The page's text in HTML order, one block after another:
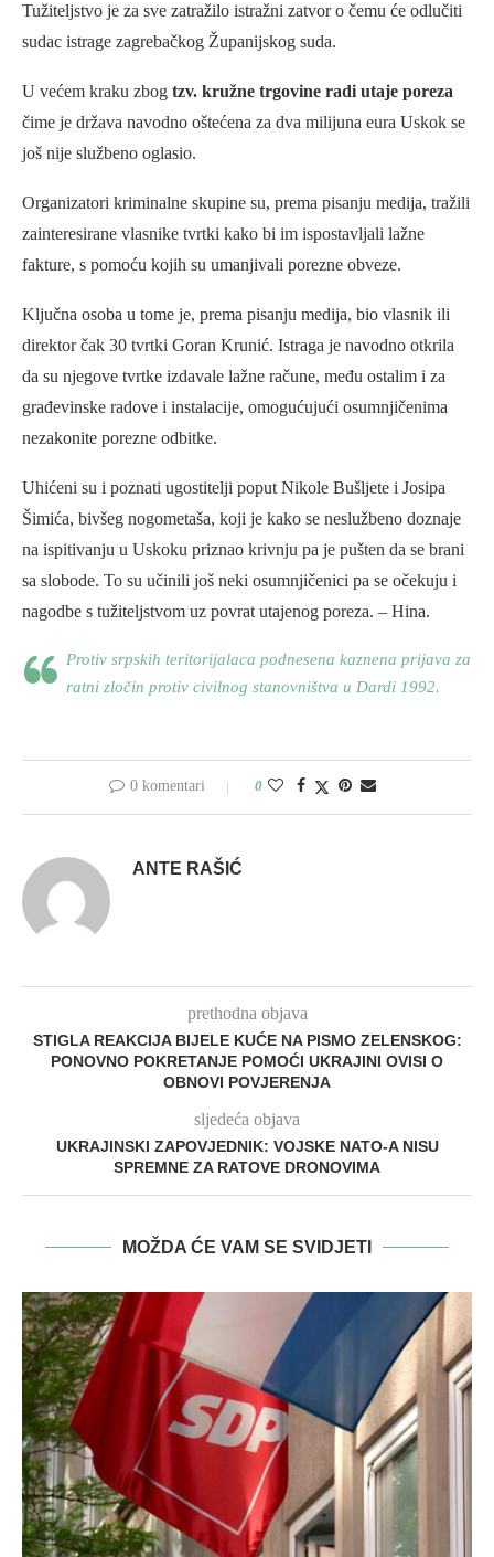
Tužiteljstvo je za sve zatražilo istražni zatvor o čemu će odlučiti
sudac istrage zagrebačkog Županijskog suda.
U većem kraku zbog tzv. kružne trgovine radi utaje poreza
čime je država navodno oštećena za dva milijuna eura Uskok se
još nije službeno oglasio.
Organizatori kriminalne skupine su, prema pisanju medija, tražili
zainteresirane vlasnike tvrtki kako bi im ispostavljali lažne
fakture, s pomoću kojih su umanjivali porezne obveze.
Ključna osoba u tome je, prema pisanju medija, bio vlasnik ili
direktor čak 30 tvrtki Goran Krunić. Istraga je navodno otkrila
da su njegove tvrtke izdavale lažne račune, među ostalim i za
građevinske radove i instalacije, omogućujući osumnjičenima
nezakonite porezne odbitke.
Uhićeni su i poznati ugostitelji poput Nikole Bušljete i Josipa
Šimića, bivšeg nogometaša, koji je kako se neslužbeno doznaje
na ispitivanju u Uskoku priznao krivnju pa je pušten da se brani
sa slobode. To su učinili još neki osumnjičenici pa se očekuju i
nagodbe s tužiteljstvom uz povrat utajenog poreza. – Hina.
Protiv srpskih teritorijalaca podnesena kaznena prijava za
ratni zločin protiv civilnog stanovništva u Dardi 1992.
0 komentari 0
ANTE RAŠIĆ
prethodna objava
STIGLA REAKCIJA BIJELE KUĆE NA PISMO ZELENSKOG:
PONOVNO POKRETANJE POMOĆI UKRAJINI OVISI O
OBNOVI POVJERENJA
sljedeća objava
UKRAJINSKI ZAPOVJEDNIK: VOJSKE NATO-A NISU
SPREMNE ZA RATOVE DRONOVIMA
MOŽDA ĆE VAM SE SVIDJETI